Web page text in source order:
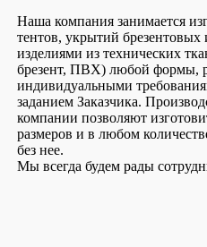
Наша компания занимается
тентов, укрытий
изделиями из технических
брезент, ПВХ) любой формы,
индивидуальными
заданием Заказчика.
компании позволяют
размеров и в любом
без нее.
Мы всегда будем рады